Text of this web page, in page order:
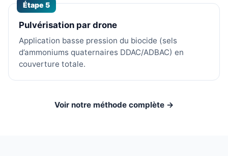
Étape 5
Pulvérisation par drone
Application basse pression du biocide (sels
d’ammoniums quaternaires DDAC/ADBAC) en
couverture totale.
Voir notre méthode complète →